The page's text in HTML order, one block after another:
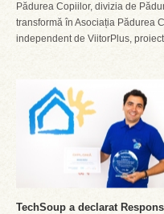
Pădurea Copiilor, divizia de
transformă în Asociația Pădurea
independent de ViitorPlus,
TechSoup a declarat